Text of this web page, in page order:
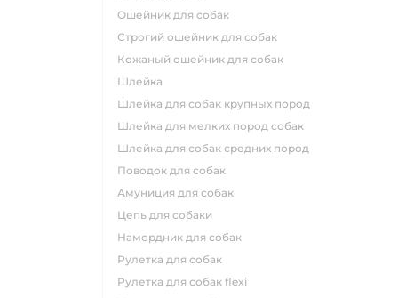
ошейник для собак
строгий ошейник для собак
кожаный ошейник для собак
шлейка
шлейка для собак крупных пород
шлейка для мелких пород собак
шлейка для собак средних пород
поводок для собак
амуниция для собак
цепь для собаки
намордник для собак
рулетка для собак
рулетка для собак flexi